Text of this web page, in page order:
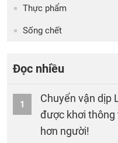
Thực phẩm
Sống chết
Đọc nhiều
1
Chuyển vận dịp
được khơi thông
hơn người!